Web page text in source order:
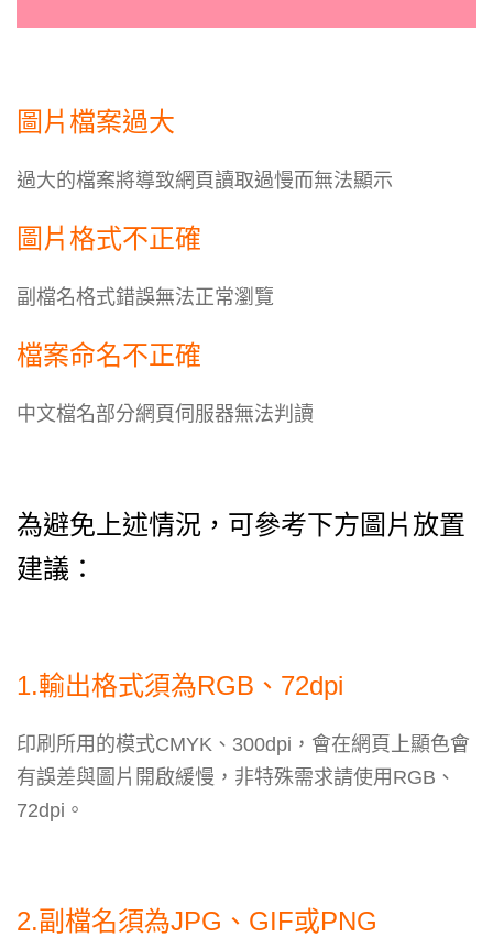
圖片檔案過大
過大的檔案將導致網頁讀取過慢而無法顯示
圖片格式不正確
副檔名格式錯誤無法正常瀏覽
檔案命名不正確
中文檔名部分網頁伺服器無法判讀
為避免上述情況，可參考下方圖片放置
建議：
1.輸出格式須為RGB、72dpi
印刷所用的模式CMYK、300dpi，會在網頁上顯色會
有誤差與圖片開啟緩慢，非特殊需求請使用RGB、
72dpi。
2.副檔名須為JPG、GIF或PNG